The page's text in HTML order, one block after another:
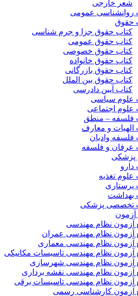
شعر خارجی
روانشناسی عمومی
حقوق
کتاب حقوق جزا و جرم شناسی
کتاب حقوق عمومی
کتاب حقوق خصوصی
کتاب حقوق خانواده
کتاب حقوق بازرگانی
کتاب حقوق بین الملل
کتاب آیین دادرسی
علوم سیاسی
علوم اجتماعی
فلسفه – منطق
الهیات و معارف
فلسفه وادیان
عرفان و فلسفه
پزشکی
دارو
علوم تغذیه
پرستاری
بهداشت
تخصصی پزشکی
آزمون
آزمون نظام مهندسی
آزمون نظام مهندسی عمران
آزمون نظام مهندسی معماری
آزمون نظام مهندسی تاسیسات مکانیکی
آزمون نظام مهندسی شهرسازی
آزمون نظام مهندسی نقشه برداری
آزمون نظام مهندسی تاسیسات برقی
آزمون کارشناسی رسمی